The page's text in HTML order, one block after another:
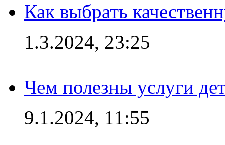
Как выбрать
1.3.2024, 23:25
Чем полезны услуги
9.1.2024, 11:55